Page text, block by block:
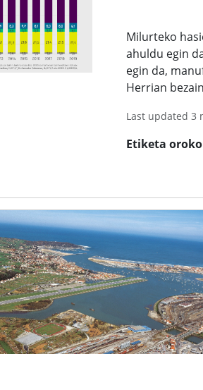
Milurteko
ahuldu egin
egin da,
Herrian
Last updated 3
Etiketa